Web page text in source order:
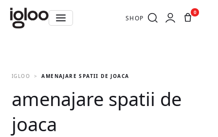
SHOP
0
IGLOO AMENAJARE SPATII DE JOACA
amenajare spatii de
joaca